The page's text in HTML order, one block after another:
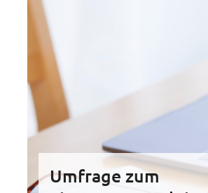
Umfrage zum